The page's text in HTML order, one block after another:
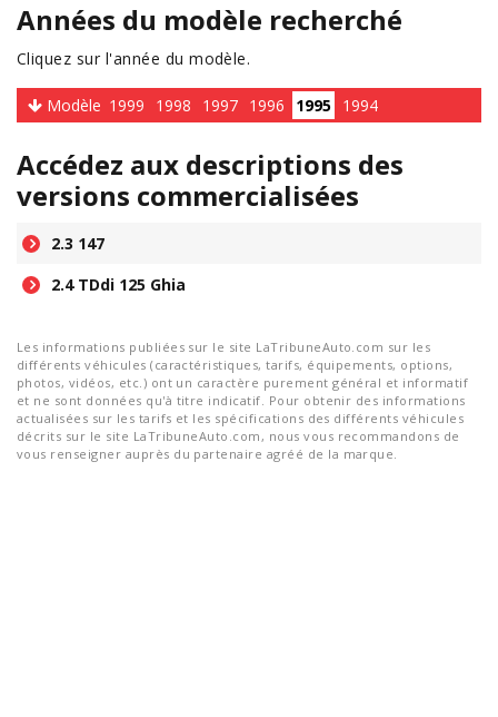
Années du modèle recherché
Cliquez sur l'année du modèle.
Modèle 1999 1998 1997 1996 1995 1994
Accédez aux descriptions des
versions commercialisées
2.3 147
2.4 TDdi 125 Ghia
Les informations publiées sur le site LaTribuneAuto.com sur les
différents véhicules (caractéristiques, tarifs, équipements, options,
photos, vidéos, etc.) ont un caractère purement général et informatif
et ne sont données qu'à titre indicatif. Pour obtenir des informations
actualisées sur les tarifs et les spécifications des différents véhicules
décrits sur le site LaTribuneAuto.com, nous vous recommandons de
vous renseigner auprès du partenaire agréé de la marque.